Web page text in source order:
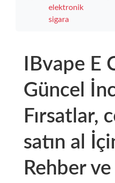
elektronik
sigara
IBvape E
Güncel
Fırsatlar,
satın al
Rehber ve